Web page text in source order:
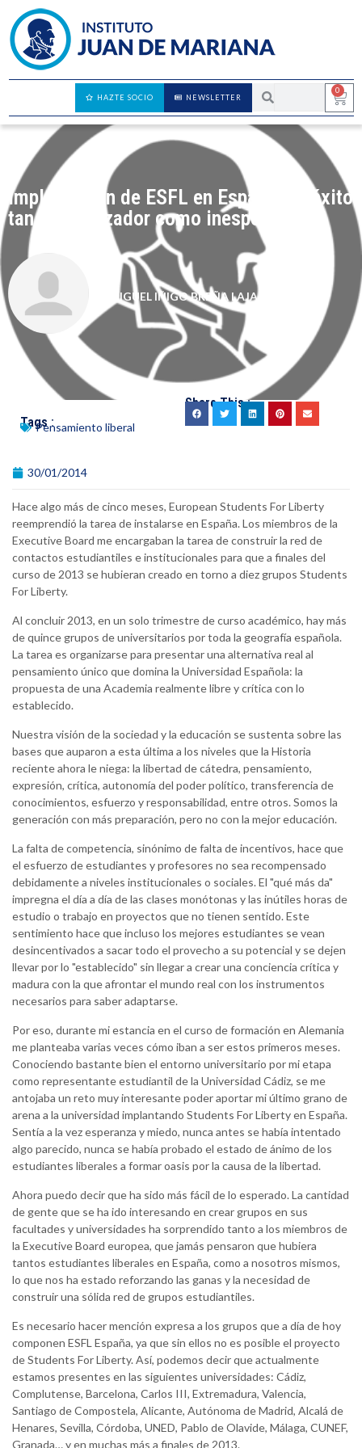
0
NEWSLETTER
HAZTE SOCIO
Implantación de ESFL en España: un éxito
tan esperanzador como inesperado
MIGUEL IÑIGO BREÑA LAJAS
Tags :Pensamiento liberal
Share This :
30/01/2014
Hace algo más de cinco meses, European Students For Liberty
reemprendió la tarea de instalarse en España. Los miembros de la
Executive Board me encargaban la tarea de construir la red de
contactos estudiantiles e institucionales para que a finales del
curso de 2013 se hubieran creado en torno a diez grupos Students
For Liberty.
Al concluir 2013, en un solo trimestre de curso académico, hay más
de quince grupos de universitarios por toda la geografía española.
La tarea es organizarse para presentar una alternativa real al
pensamiento único que domina la Universidad Española: la
propuesta de una Academia realmente libre y crítica con lo
establecido.
Nuestra visión de la sociedad y la educación se sustenta sobre las
bases que auparon a esta última a los niveles que la Historia
reciente ahora le niega: la libertad de cátedra, pensamiento,
expresión, crítica, autonomía del poder político, transferencia de
conocimientos, esfuerzo y responsabilidad, entre otros. Somos la
generación con más preparación, pero no con la mejor educación.
La falta de competencia, sinónimo de falta de incentivos, hace que
el esfuerzo de estudiantes y profesores no sea recompensado
debidamente a niveles institucionales o sociales. El "qué más da"
impregna el día a día de las clases monótonas y las inútiles horas de
estudio o trabajo en proyectos que no tienen sentido. Este
sentimiento hace que incluso los mejores estudiantes se vean
desincentivados a sacar todo el provecho a su potencial y se dejen
llevar por lo "establecido" sin llegar a crear una conciencia crítica y
madura con la que afrontar el mundo real con los instrumentos
necesarios para saber adaptarse.
Por eso, durante mi estancia en el curso de formación en Alemania
me planteaba varias veces cómo iban a ser estos primeros meses.
Conociendo bastante bien el entorno universitario por mi etapa
como representante estudiantil de la Universidad Cádiz, se me
antojaba un reto muy interesante poder aportar mi último grano de
arena a la universidad implantando Students For Liberty en España.
Sentía a la vez esperanza y miedo, nunca antes se había intentado
algo parecido, nunca se había probado el estado de ánimo de los
estudiantes liberales a formar oasis por la causa de la libertad.
Ahora puedo decir que ha sido más fácil de lo esperado. La cantidad
de gente que se ha ido interesando en crear grupos en sus
facultades y universidades ha sorprendido tanto a los miembros de
la Executive Board europea, que jamás pensaron que hubiera
tantos estudiantes liberales en España, como a nosotros mismos,
lo que nos ha estado reforzando las ganas y la necesidad de
construir una sólida red de grupos estudiantiles.
Es necesario hacer mención expresa a los grupos que a día de hoy
componen ESFL España, ya que sin ellos no es posible el proyecto
de Students For Liberty. Así, podemos decir que actualmente
estamos presentes en las siguientes universidades: Cádiz,
Complutense, Barcelona, Carlos III, Extremadura, Valencia,
Santiago de Compostela, Alicante, Autónoma de Madrid, Alcalá de
Henares, Sevilla, Córdoba, UNED, Pablo de Olavide, Málaga, CUNEF,
Granada… y en muchas más a finales de 2013.